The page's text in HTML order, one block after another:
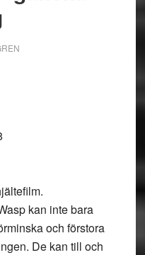
kan inte bara
och förstora
De kan till och